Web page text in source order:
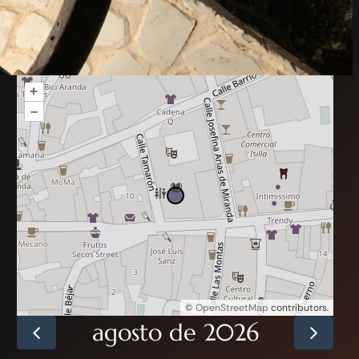
+
–
© OpenStreetMap contributors.
agosto de 2026